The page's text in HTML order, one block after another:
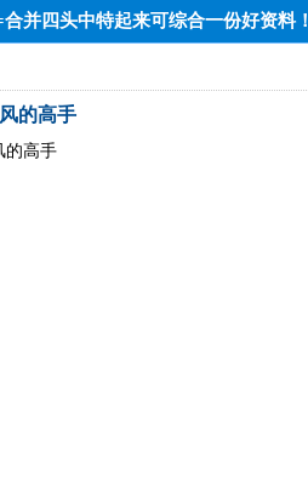
并四头中特起来可综合一份好资料！
的高手
的高手